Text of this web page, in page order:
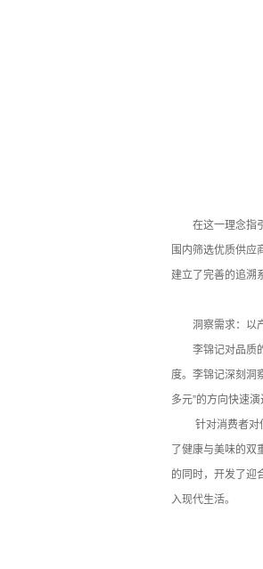
在这一理念指
围内筛选优质供应
建立了完善的追溯
洞察需求：以
李锦记对品质
度。李锦记深刻洞
多元”的方向快速演
针对消费者对
了健康与美味的
的同时，开发了迎
入现代生活。